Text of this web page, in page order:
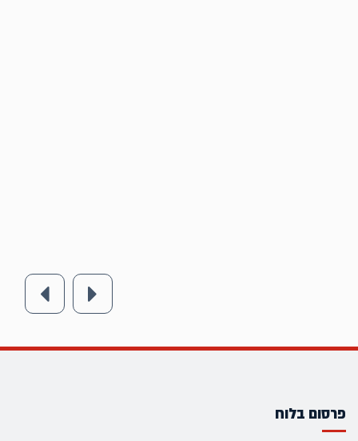
פרסום בלוח